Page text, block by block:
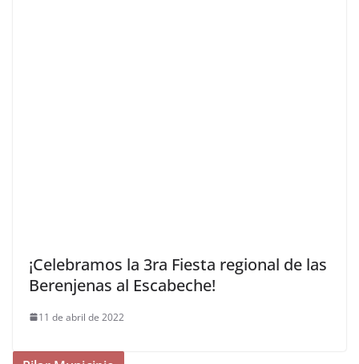
¡Celebramos la 3ra Fiesta regional de las
Berenjenas al Escabeche!
11 de abril de 2022